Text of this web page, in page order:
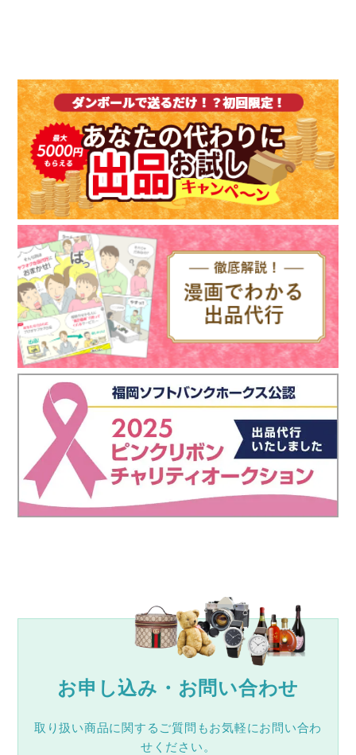
お申し込み・お問い合わせ
取り扱い商品に関するご質問もお気軽にお問い合わ
せください。